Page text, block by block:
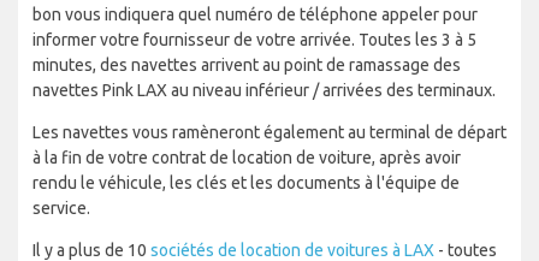
bon vous indiquera quel numéro de téléphone appeler pour
informer votre fournisseur de votre arrivée. Toutes les 3 à 5
minutes, des navettes arrivent au point de ramassage des
navettes Pink LAX au niveau inférieur / arrivées des terminaux.
Les navettes vous ramèneront également au terminal de départ
à la fin de votre contrat de location de voiture, après avoir
rendu le véhicule, les clés et les documents à l'équipe de
service.
Il y a plus de 10 sociétés de location de voitures à LAX - toutes